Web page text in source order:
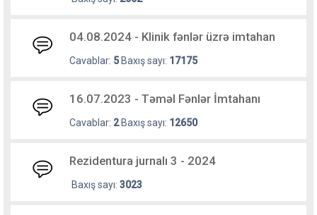
04.08.2024 - Klinik fənlər üzrə imtahan
Cavablar: 5Baxış sayı: 17175
16.07.2023 - Təməl Fənlər İmtahanı
Cavablar: 2Baxış sayı: 12650
Rezidentura jurnalı 3 - 2024
Baxış sayı: 3023